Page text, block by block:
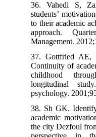
36. Vahedi S,
students’
to their academic
approach.
Management.
37. Gottfried
Continuity of
childhood
longitudinal
psychology.
38. Sh GK.
academic
the city Dezfoul